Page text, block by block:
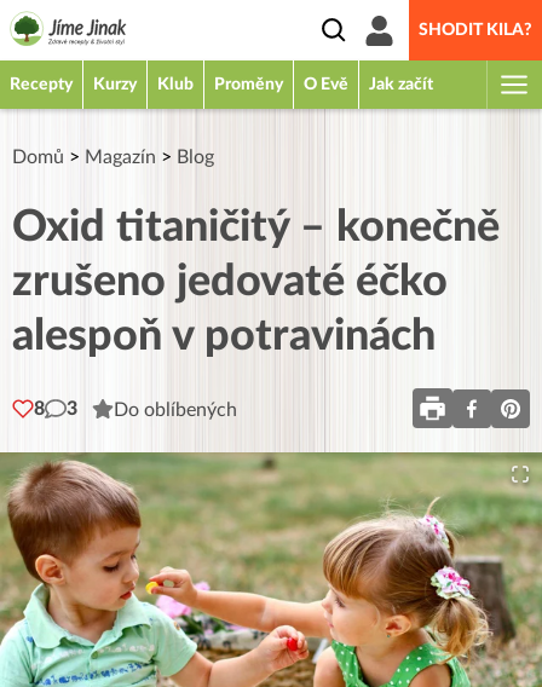
SHODIT KILA?
Recepty Kurzy Klub Proměny O Evě Jak začít
Domů > Magazín > Blog
Oxid titaničitý – konečně
zrušeno jedovaté éčko
alespoň v potravinách
8 3 Do oblíbených